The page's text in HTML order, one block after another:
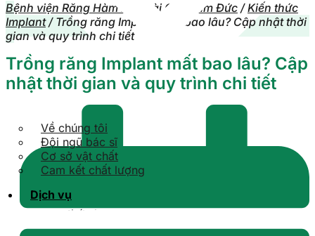
Về chúng tôi
Đội ngũ bác sĩ
Cơ sở vật chất
Cam kết chất lượng
Dịch vụ
Kiến thức răng sứ
Kiến thức Implant
Kiến thức niềng răng
Bệnh viện Răng Hàm Mặt Sài Gòn Tâm Đức /Kiến thức
Implant/ Trồng răng Implant mất bao lâu? Cập nhật thời
gian và quy trình chi tiết
Trồng răng Implant mất bao lâu? Cập
nhật thời gian và quy trình chi tiết